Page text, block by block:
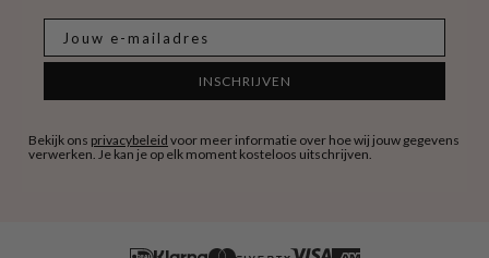
INSCHRIJVEN
Bekijk ons privacybeleid voor meer informatie over hoe wij jouw gegevens
verwerken. Je kan je op elk moment kosteloos uitschrijven.